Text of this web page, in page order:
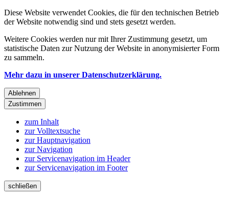
Diese Website verwendet Cookies, die für den technischen Betrieb
der Website notwendig sind und stets gesetzt werden.
Weitere Cookies werden nur mit Ihrer Zustimmung gesetzt, um
statistische Daten zur Nutzung der Website in anonymisierter Form
zu sammeln.
Mehr dazu in unserer Datenschutzerklärung.
Ablehnen
Zustimmen
zum Inhalt
zur Volltextsuche
zur Hauptnavigation
zur Navigation
zur Servicenavigation im Header
zur Servicenavigation im Footer
schließen